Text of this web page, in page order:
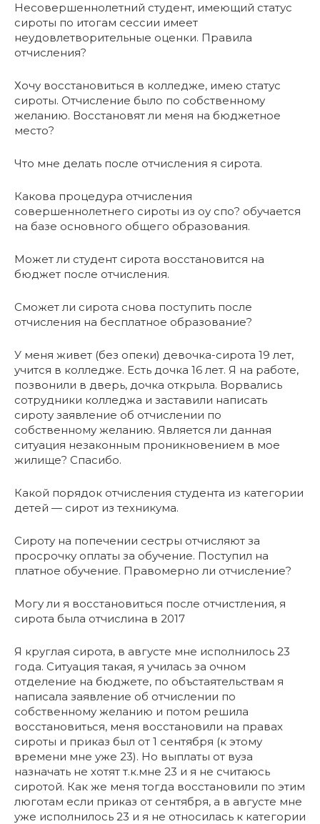
Несовершеннолетний студент, имеющий статус
сироты по итогам сессии имеет
неудовлетворительные оценки. Правила
отчисления?
Хочу восстановиться в колледже, имею статус
сироты. Отчисление было по собственному
желанию. Восстановят ли меня на бюджетное
место?
Что мне делать после отчисления я сирота.
Какова процедура отчисления
совершеннолетнего сироты из оу спо? обучается
на базе основного общего образования.
Может ли студент сирота восстановится на
бюджет после отчисления.
Сможет ли сирота снова поступить после
отчисления на бесплатное образование?
У меня живет (без опеки) девочка-сирота 19 лет,
учится в колледже. Есть дочка 16 лет. Я на работе,
позвонили в дверь, дочка открыла. Ворвались
сотрудники колледжа и заставили написать
сироту заявление об отчислении по
собственному желанию. Является ли данная
ситуация незаконным проникновением в мое
жилище? Спасибо.
Какой порядок отчисления студента из категории
детей — сирот из техникума.
Сироту на попечении сестры отчисляют за
просрочку оплаты за обучение. Поступил на
платное обучение. Правомерно ли отчисление?
Могу ли я восстановиться после отчистления, я
сирота была отчислина в 2017
Я круглая сирота, в августе мне исполнилось 23
года. Ситуация такая, я училась за очном
отделение на бюджете, по объстаятельствам я
написала заявление об отчислении по
собственному желанию и потом решила
восстановиться, меня восстановили на правах
сироты и приказ был от 1 сентября (к этому
времени мне уже 23). Но выплаты от вуза
назначать не хотят т.к.мне 23 и я не считаюсь
сиротой. Как же меня тогда восстановили по этим
люготам если приказ от сентября, а в августе мне
уже исполнилось 23 и я не относилась к категории